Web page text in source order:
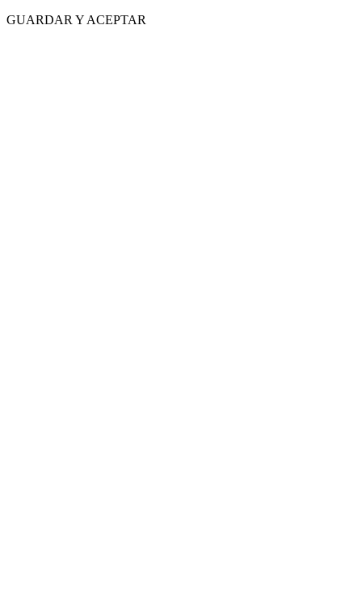
GUARDAR Y ACEPTAR